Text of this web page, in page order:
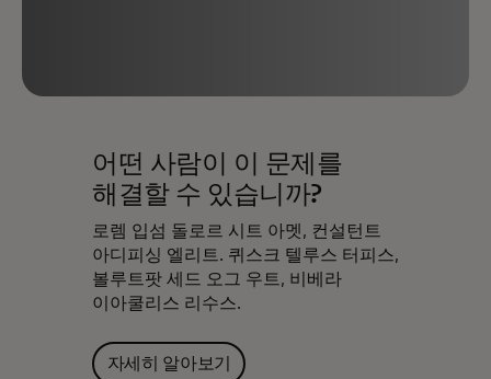
어떤 사람이 이 문제를
해결할 수 있습니까?
로렘 입섬 돌로르 시트 아멧, 컨설턴트
아디피싱 엘리트. 퀴스크 텔루스 터피스,
볼루트팟 세드 오그 우트, 비베라
이아쿨리스 리수스.
자세히 알아보기